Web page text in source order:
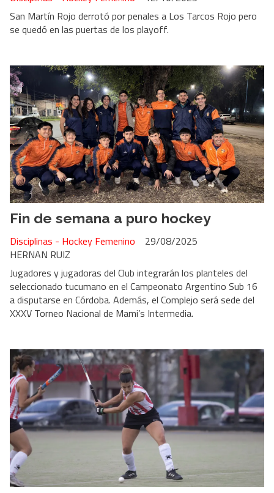
San Martín Rojo derrotó por penales a Los Tarcos Rojo pero
se quedó en las puertas de los playoff.
Fin de semana a puro hockey
HERNAN RUIZ
Disciplinas - Hockey Femenino 29/08/2025
Jugadores y jugadoras del Club integrarán los planteles del
seleccionado tucumano en el Campeonato Argentino Sub 16
a disputarse en Córdoba. Además, el Complejo será sede del
XXXV Torneo Nacional de Mami’s Intermedia.